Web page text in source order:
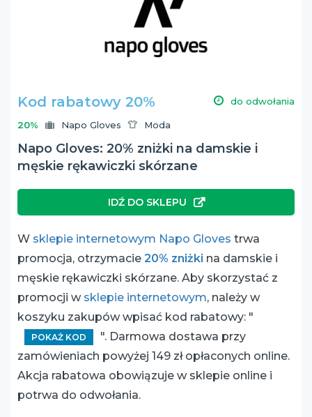
Kod rabatowy 20% do odwołania
20% Napo Gloves Moda
Napo Gloves: 20% zniżki na damskie i
męskie rękawiczki skórzane
IDŹ DO SKLEPU
W sklepie internetowym Napo Gloves trwa
promocja, otrzymacie 20% zniżki na damskie i
męskie rękawiczki skórzane. Aby skorzystać z
promocji w sklepie internetowym, należy w
koszyku zakupów wpisać kod rabatowy: "
POKAŻ KOD
". Darmowa dostawa przy
zamówieniach powyżej 149 zł opłaconych online.
Akcja rabatowa obowiązuje w sklepie online i
potrwa do odwołania.